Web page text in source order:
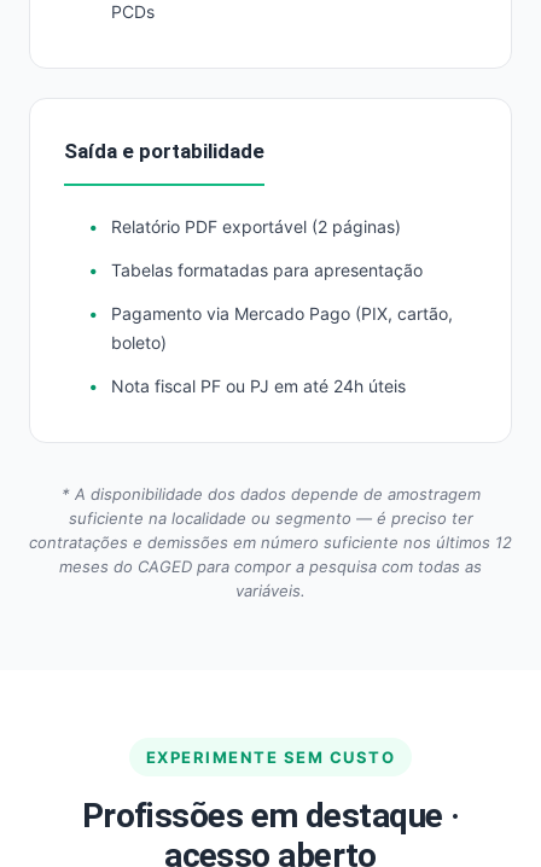
PCDs
Saída e portabilidade
Relatório PDF exportável (2 páginas)
Tabelas formatadas para apresentação
Pagamento via Mercado Pago (PIX, cartão,
boleto)
Nota fiscal PF ou PJ em até 24h úteis
* A disponibilidade dos dados depende de amostragem
suficiente na localidade ou segmento — é preciso ter
contratações e demissões em número suficiente nos últimos 12
meses do CAGED para compor a pesquisa com todas as
variáveis.
EXPERIMENTE SEM CUSTO
Profissões em destaque ·
acesso aberto